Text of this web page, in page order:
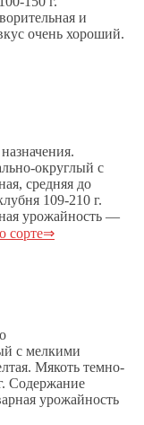
и
очень хороший.
округлый с
средняя до
109-210 г.
урожайность —
сорте⇒
с мелкими
Мякоть темно-
Содержание
урожайность